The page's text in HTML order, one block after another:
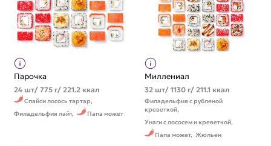
Парочка
24 шт/ 775 г/ 221.2 ккал
Спайси лосось тартар,
Филадельфия лайт,
Папа может
Миллениал
32 шт/ 1130 г/ 211.1 ккал
Филадельфия с рубленой
креветкой,
Унаги с лососем и креветкой,
Папа может, Жюльен